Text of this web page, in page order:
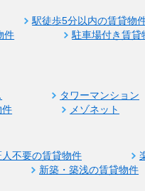
駅徒歩5分以内の賃貸物
件
駐車場付き賃貸
タワーマンション
件 メゾネット
人不要の賃貸物件
新築・築浅の賃貸物件